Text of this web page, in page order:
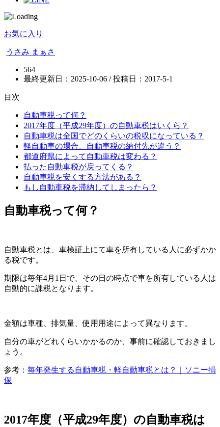
お気に入り
うさみ まぁさ
564
最終更新日：2025-10-06 / 投稿日： 2017-5-1
目次
自動車税って何？
2017年度（平成29年度）の自動車税はいくら？
自動車税は全国でどのくらいの税収になっている？
軽自動車の場合、自動車税の納付先が違う？
都道府県によって自動車税は変わる？
払った自動車税が戻ってくる？
自動車税を安くする方法がある？
もし自動車税を滞納してしまったら？
自動車税って何？
自動車税とは、車検証上にて車を所有している人に必ずかか
る税です。
期限は毎年4月1日で、その日の時点で車を所有している人は
自動的に課税となります。
金額は車種、排気量、使用用途によって異なります。
自分の車がどれくらいかかるのか、事前に確認しておきまし
ょう。
参考： 毎年発生する自動車税・軽自動車税とは？｜ソニー損
保
2017年度（平成29年度）の自動車税は